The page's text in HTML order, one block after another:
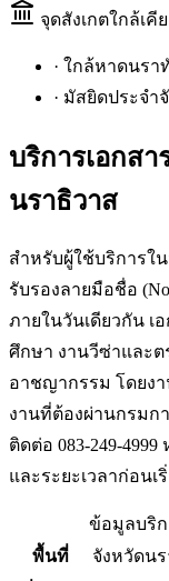
จุดสังเกตใกล้เคีย
· ใกล้หาดนรา
· มัสยิดประจำ
บริการเอกส
นราธิวาส
สำหรับผู้ใช้บริการใ
รับรองลายมือชื่อ
ภายในวันเดียวกัน เ
ศึกษา งานวีซ่าและต
อาชญากรรม โดยงา
งานที่ต้องผ่านกรมก
ติดต่อ 083-249-
และระยะเวลาก่อนเ
ข้อมูลบริก
พื้นที่
จังหวัดน